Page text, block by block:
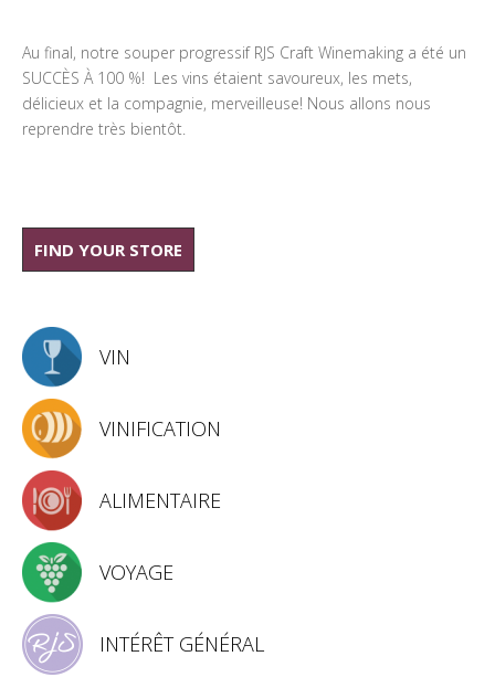
Au final, notre souper progressif RJS Craft Winemaking a été un
SUCCÈS À 100 %! Les vins étaient savoureux, les mets,
délicieux et la compagnie, merveilleuse! Nous allons nous
reprendre très bientôt.
FIND YOUR STORE
VIN
VINIFICATION
ALIMENTAIRE
VOYAGE
INTÉRÊT GÉNÉRAL